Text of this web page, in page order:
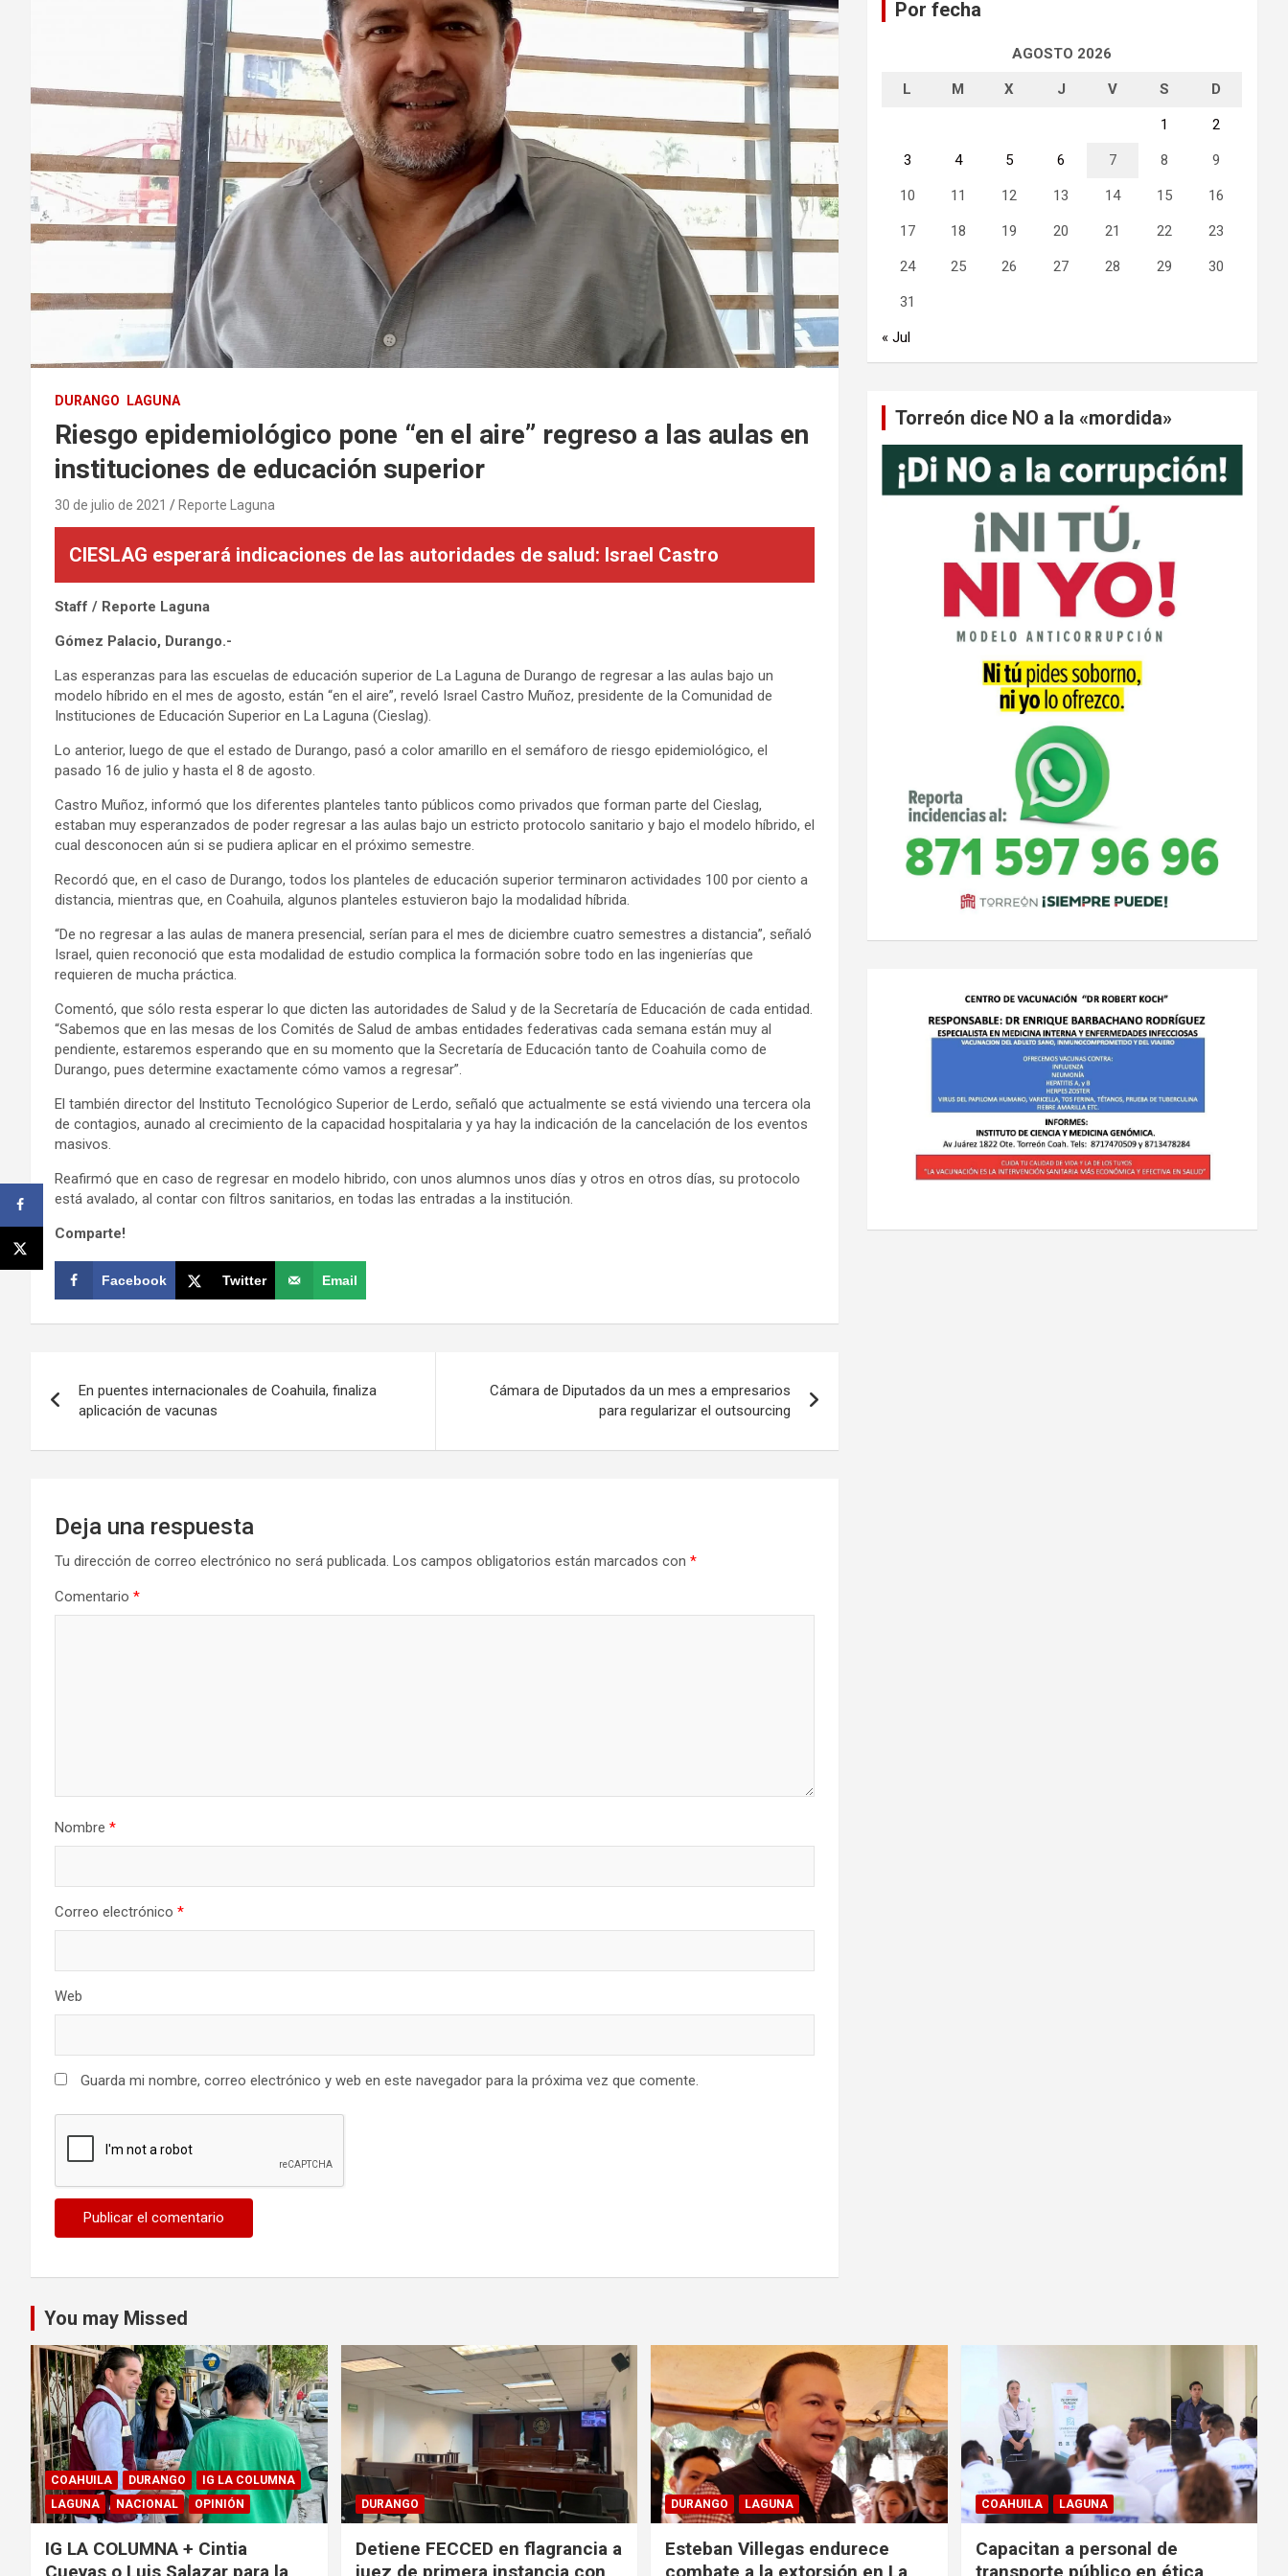
DURANGO LAGUNA
Riesgo epidemiológico pone “en el aire” regreso a las aulas en
instituciones de educación superior
30 de julio de 2021 Reporte Laguna
CIESLAG esperará indicaciones de las autoridades de salud: Israel Castro
Staff / Reporte Laguna
Gómez Palacio, Durango.-
Las esperanzas para las escuelas de educación superior de La Laguna de Durango de regresar a las aulas bajo un
modelo híbrido en el mes de agosto, están “en el aire”, reveló Israel Castro Muñoz, presidente de la Comunidad de
Instituciones de Educación Superior en La Laguna (Cieslag).
Lo anterior, luego de que el estado de Durango, pasó a color amarillo en el semáforo de riesgo epidemiológico, el
pasado 16 de julio y hasta el 8 de agosto.
Castro Muñoz, informó que los diferentes planteles tanto públicos como privados que forman parte del Cieslag,
estaban muy esperanzados de poder regresar a las aulas bajo un estricto protocolo sanitario y bajo el modelo híbrido, el
cual desconocen aún si se pudiera aplicar en el próximo semestre.
Recordó que, en el caso de Durango, todos los planteles de educación superior terminaron actividades 100 por ciento a
distancia, mientras que, en Coahuila, algunos planteles estuvieron bajo la modalidad híbrida.
“De no regresar a las aulas de manera presencial, serían para el mes de diciembre cuatro semestres a distancia”, señaló
Israel, quien reconoció que esta modalidad de estudio complica la formación sobre todo en las ingenierías que
requieren de mucha práctica.
Comentó, que sólo resta esperar lo que dicten las autoridades de Salud y de la Secretaría de Educación de cada entidad.
“Sabemos que en las mesas de los Comités de Salud de ambas entidades federativas cada semana están muy al
pendiente, estaremos esperando que en su momento que la Secretaría de Educación tanto de Coahuila como de
Durango, pues determine exactamente cómo vamos a regresar”.
El también director del Instituto Tecnológico Superior de Lerdo, señaló que actualmente se está viviendo una tercera ola
de contagios, aunado al crecimiento de la capacidad hospitalaria y ya hay la indicación de la cancelación de los eventos
masivos.
Reafirmó que en caso de regresar en modelo hibrido, con unos alumnos unos días y otros en otros días, su protocolo
está avalado, al contar con filtros sanitarios, en todas las entradas a la institución.
Comparte!
Facebook Twitter Email
de
entradas
En puentes internacionales de Coahuila, finaliza
aplicación de vacunas
Cámara de Diputados da un mes a empresarios
para regularizar el outsourcing
Deja una respuesta
Tu dirección de correo electrónico no será publicada. Los campos obligatorios están marcados con *
Comentario *
Nombre *
Correo electrónico *
Web
Guarda mi nombre, correo electrónico y web en este navegador para la próxima vez que comente.
Por fecha
AGOSTO 2026
L M X J V S D
1 2
3 4 5 6 7 8 9
10 11 12 13 14 15 16
17 18 19 20 21 22 23
24 25 26 27 28 29 30
31
« Jul
Torreón dice NO a la «mordida»
You may Missed
COAHUILA DURANGO
IG LA COLUMNA
LAGUNA
NACIONAL OPINIÓN
IG LA COLUMNA + Cintia
Cuevas o Luis Salazar para la
DURANGO
Detiene FECCED en flagrancia a
juez de primera instancia con
DURANGO LAGUNA
Esteban Villegas endurece
combate a la extorsión en La
COAHUILA LAGUNA
Capacitan a personal de
transporte público en ética,